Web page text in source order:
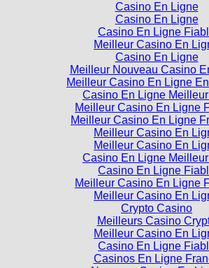
Casino En Ligne
Casino En Ligne
Casino En Ligne
Meilleur Casino En
Casino En Ligne
Meilleur Nouveau Casino
Meilleur Casino En Ligne
Casino En Ligne
Meilleur Casino En Ligne
Meilleur Casino En Ligne
Meilleur Casino En
Meilleur Casino En
Casino En Ligne
Casino En Ligne
Meilleur Casino En Ligne
Meilleur Casino En
Crypto Casino
Meilleurs Casino
Meilleur Casino En
Casino En Ligne
Casinos En Ligne